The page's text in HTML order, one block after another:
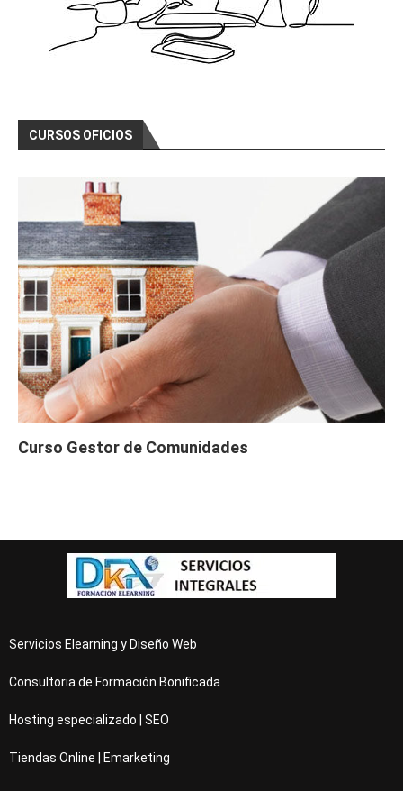
CURSOS OFICIOS
Curso Gestor de Comunidades
Servicios Elearning y Diseño Web
Consultoria de Formación Bonificada
Hosting especializado | SEO
Tiendas Online | Emarketing